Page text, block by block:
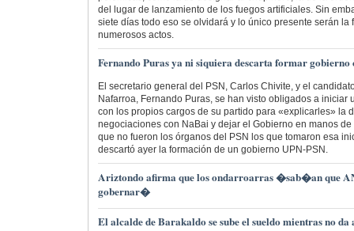
del lugar de lanzamiento de los fuegos artificiales. Sin
siete días todo eso se olvidará y lo único presente serán la
numerosos actos.
Fernando Puras ya ni siquiera descarta formar gobierno
El secretario general del PSN, Carlos Chivite, y el
Nafarroa, Fernando Puras, se han visto obligados a iniciar
con los propios cargos de su partido para «explicarles» la
negociaciones con NaBai y dejar el Gobierno en manos
que no fueron los órganos del PSN los que tomaron esa
descartó ayer la formación de un gobierno UPN-PSN.
Ariztondo afirma que los ondarroarras �sab�an que
gobernar�
El alcalde de Barakaldo se sube el sueldo mientras no da